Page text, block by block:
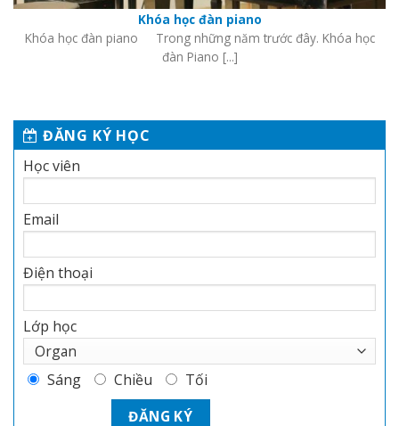
ĐĂNG KÝ HỌC
Học viên
Email
Điện thoại
Lớp học
Sáng Chiều Tối
Khóa học đàn piano
Khóa học đàn piano Trong những năm trước đây. Khóa học
đàn Piano [...]